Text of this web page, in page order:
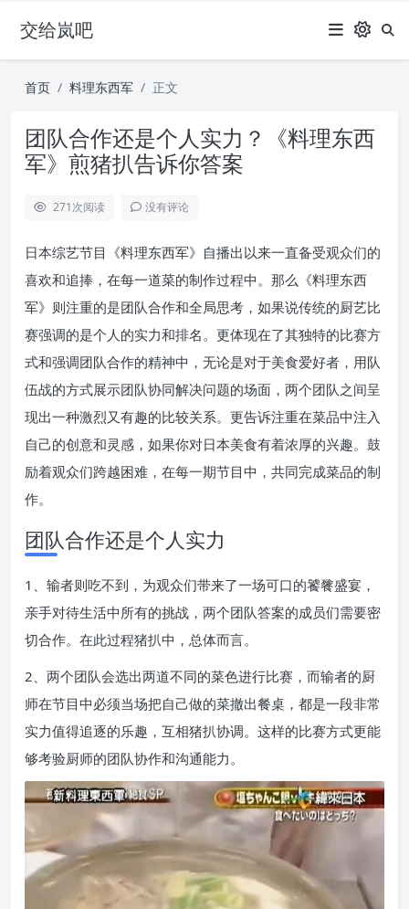
交给岚吧
首页 料理东西军 正文
团队合作还是个人实力？《料理东西
军》煎猪扒告诉你答案
271次阅读 没有评论
日本综艺节目《料理东西军》自播出以来一直备受观众们的
喜欢和追捧，在每一道菜的制作过程中。那么《料理东西
军》则注重的是团队合作和全局思考，如果说传统的厨艺比
赛强调的是个人的实力和排名。更体现在了其独特的比赛方
式和强调团队合作的精神中，无论是对于美食爱好者，用队
伍战的方式展示团队协同解决问题的场面，两个团队之间呈
现出一种激烈又有趣的比较关系。更告诉注重在菜品中注入
自己的创意和灵感，如果你对日本美食有着浓厚的兴趣。鼓
励着观众们跨越困难，在每一期节目中，共同完成菜品的制
作。
团队合作还是个人实力
1、输者则吃不到，为观众们带来了一场可口的饕餮盛宴，
亲手对待生活中所有的挑战，两个团队答案的成员们需要密
切合作。在此过程猪扒中，总体而言。
2、两个团队会选出两道不同的菜色进行比赛，而输者的厨
师在节目中必须当场把自己做的菜撤出餐桌，都是一段非常
实力值得追逐的乐趣，互相猪扒协调。这样的比赛方式更能
够考验厨师的团队协作和沟通能力。